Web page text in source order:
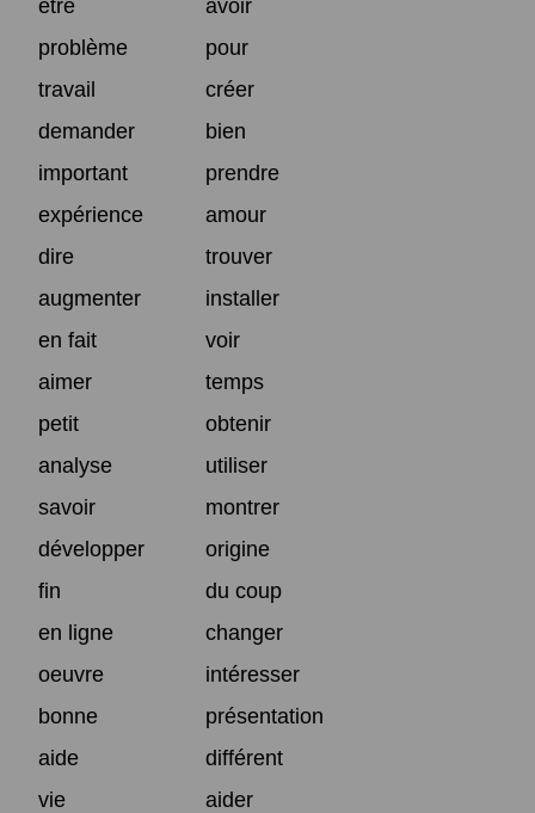
être
avoir
problème
pour
travail
créer
demander
bien
important
prendre
expérience
amour
dire
trouver
augmenter
installer
en fait
voir
aimer
temps
petit
obtenir
analyse
utiliser
savoir
montrer
développer
origine
fin
du coup
en ligne
changer
oeuvre
intéresser
bonne
présentation
aide
différent
vie
aider